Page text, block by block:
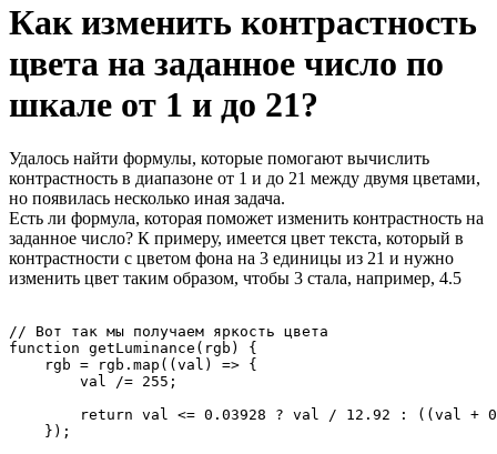
Как изменить контрастность
цвета на заданное число по
шкале от 1 и до 21?
Удалось найти формулы, которые помогают вычислить
контрастность в диапазоне от 1 и до 21 между двумя цветами,
но появилась несколько иная задача.
Есть ли формула, которая поможет изменить контрастность на
заданное число? К примеру, имеется цвет текста, который в
контрастности с цветом фона на 3 единицы из 21 и нужно
изменить цвет таким образом, чтобы 3 стала, например, 4.5
// Вот так мы получаем яркость цвета
function getLuminance(rgb) {
    rgb = rgb.map((val) => {
        val /= 255;
return val <= 0.03928 ? val / 12.92 : ((val +
    });